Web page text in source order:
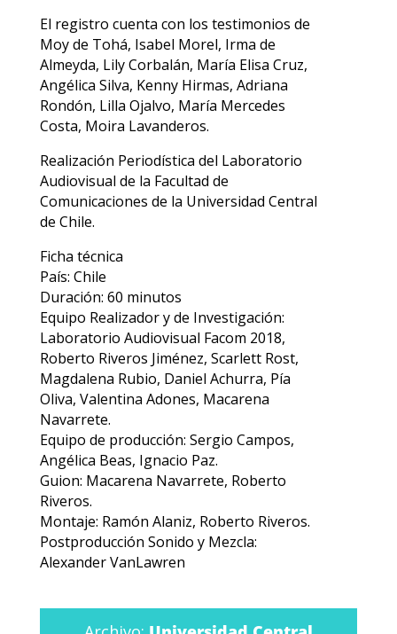
El registro cuenta con los testimonios de
Moy de Tohá, Isabel Morel, Irma de
Almeyda, Lily Corbalán, María Elisa Cruz,
Angélica Silva, Kenny Hirmas, Adriana
Rondón, Lilla Ojalvo, María Mercedes
Costa, Moira Lavanderos.
Realización Periodística del Laboratorio
Audiovisual de la Facultad de
Comunicaciones de la Universidad Central
de Chile.
Ficha técnica
País: Chile
Duración: 60 minutos
Equipo Realizador y de Investigación:
Laboratorio Audiovisual Facom 2018,
Roberto Riveros Jiménez, Scarlett Rost,
Magdalena Rubio, Daniel Achurra, Pía
Oliva, Valentina Adones, Macarena
Navarrete.
Equipo de producción: Sergio Campos,
Angélica Beas, Ignacio Paz.
Guion: Macarena Navarrete, Roberto
Riveros.
Montaje: Ramón Alaniz, Roberto Riveros.
Postproducción Sonido y Mezcla:
Alexander VanLawren